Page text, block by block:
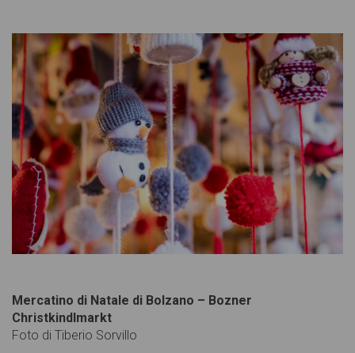
Mercatino di Natale di Bolzano – Bozner
Christkindlmarkt
Foto di Tiberio Sorvillo